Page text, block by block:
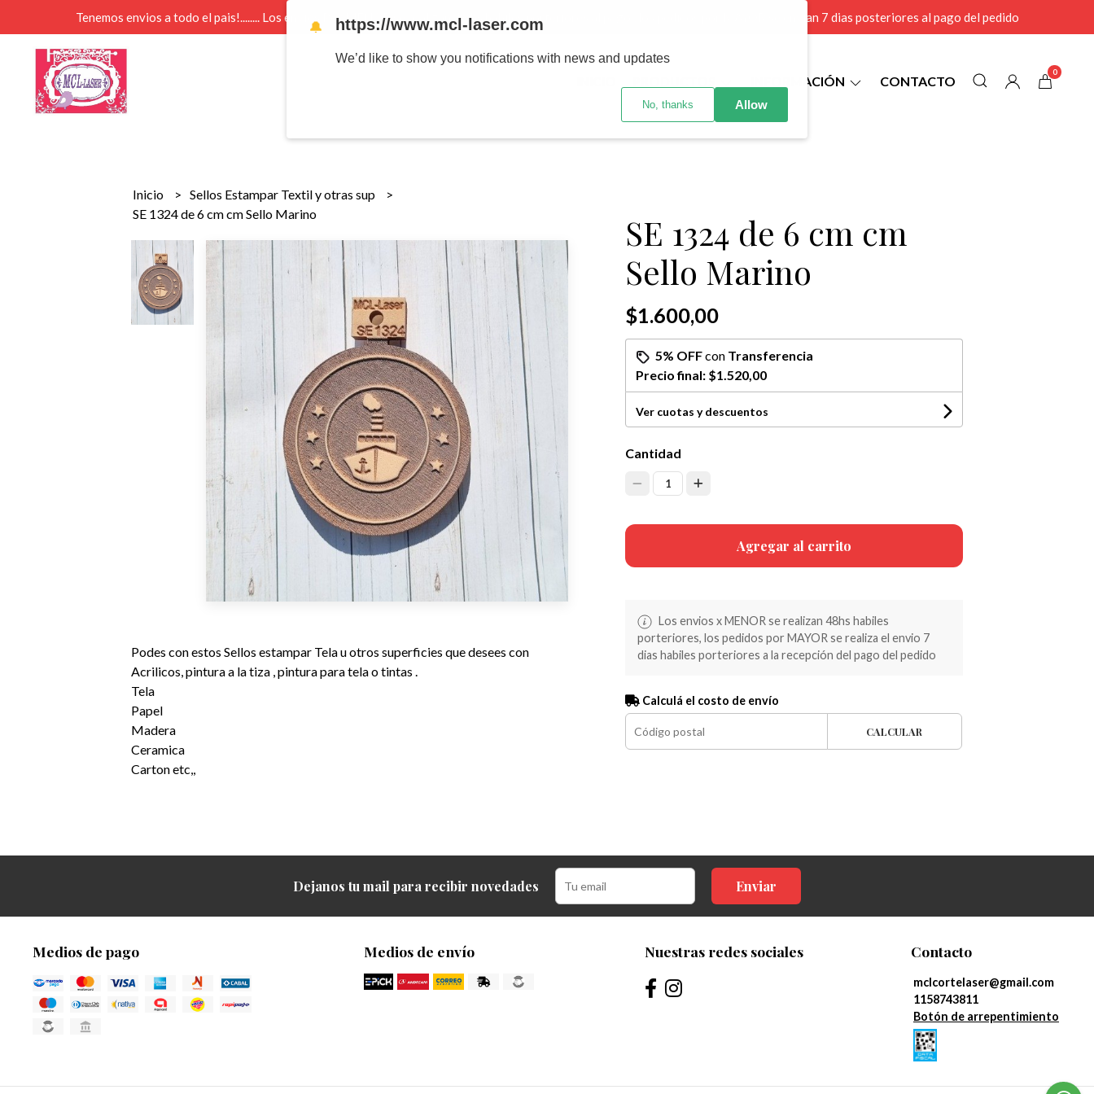
Tenemos envios a todo el pais!........ Los envios Por MENOR se realizan 48 hs habiles porteriores al pago , los pedidos por MAYOR se envian 7 dias posteriores al pago del pedido
INFORMACIÓN CONTACTO
0
Inicio
Sellos Estampar Textil y otras sup
SE 1324 de 6 cm cm Sello Marino
Podes con estos Sellos estampar Tela u otros superficies que desees con
Acrilicos, pintura a la tiza , pintura para tela o tintas .
Tela
Papel
Madera
Ceramica
Carton etc,,
SE 1324 de 6 cm cm
Sello Marino
$1.600,00
5% OFFcon Transferencia
Precio final: $1.520,00
Ver cuotas y descuentos
Cantidad
1
Agregar al carrito
Los envios x MENOR se realizan 48hs habiles
porteriores, los pedidos por MAYOR se realiza el envio 7
dias habiles porteriores a la recepción del pago del pedido
Calculá el costo de envío
CALCULAR
Dejanos tu mail para recibir novedades Enviar
Medios de pago Medios de envío Nuestras redes sociales Contacto
mclcortelaser@gmail.com
1158743811
Botón de arrepentimiento
🔔 https://www.mcl-laser.com
We’d like to show you notifications with news and updates
No, thanks Allow